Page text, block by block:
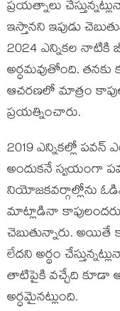
ప్రయత్నాలు
ఇస్తానని ఇపుడు
2024 ఎన్నికల నాటికి
అర్ధమవుతోంది. తనకు
ఆచరణలో మాత్రం
ప్రయత్నించారు.
2019 ఎన్నికల్లో పవన్
అందుకనే స్వయంగా
నియోజకవర్గాల్లోను
మాట్లాడినా
చెబుతున్నారు. అయితే
లేదని అర్థం
తాటిపైకి వచ్చేది కూడా
అర్ధమైనట్లుంది.